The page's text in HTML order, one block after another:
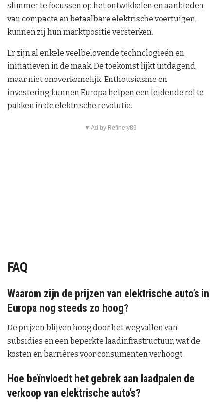
slimmer te focussen op het ontwikkelen en aanbieden
van compacte en betaalbare elektrische voertuigen,
kunnen zij hun marktpositie versterken.
Er zijn al enkele veelbelovende technologieën en
initiatieven in de maak. De toekomst lijkt uitdagend,
maar niet onoverkomelijk. Enthousiasme en
investering kunnen Europa helpen een leidende rol te
pakken in de elektrische revolutie.
▼ Ad by Refinery89
FAQ
Waarom zijn de prijzen van elektrische auto’s in
Europa nog steeds zo hoog?
De prijzen blijven hoog door het wegvallen van
subsidies en een beperkte laadinfrastructuur, wat de
kosten en barrières voor consumenten verhoogt.
Hoe beïnvloedt het gebrek aan laadpalen de
verkoop van elektrische auto’s?